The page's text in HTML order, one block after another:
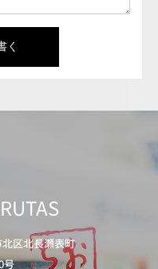
区北長瀬表町
号